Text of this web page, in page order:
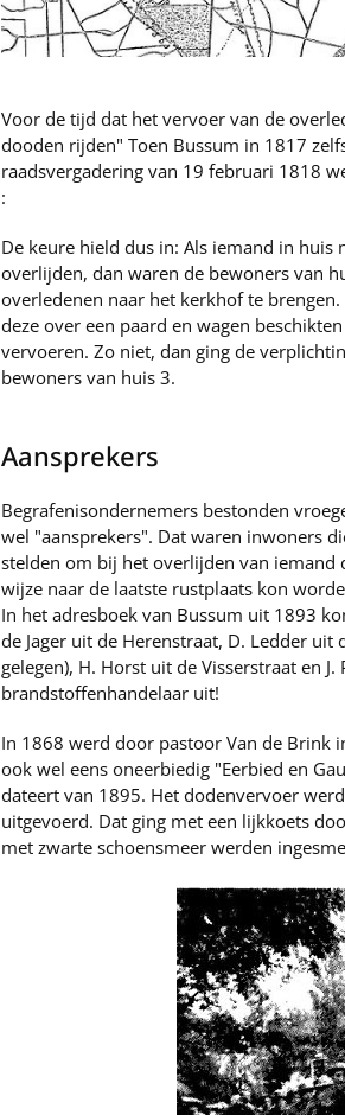
Voor de tijd dat het vervoer van de
dooden rijden" Toen Bussum in 1817
raadsvergadering van 19 februari 1818
:
De keure hield dus in: Als iemand in huis
overlijden, dan waren de bewoners van
overledenen naar het kerkhof te brengen.
deze over een paard en wagen
vervoeren. Zo niet, dan ging de
bewoners van huis 3.
Aansprekers
Begrafenisondernemers bestonden
wel "aansprekers". Dat waren inwoners
stelden om bij het overlijden van iemand
wijze naar de laatste rustplaats kon
In het adresboek van Bussum uit 1893
de Jager uit de Herenstraat, D. Ledder
gelegen), H. Horst uit de Visserstraat en
brandstoffenhandelaar uit!
In 1868 werd door pastoor Van de Brink
ook wel eens oneerbiedig "Eerbied en
dateert van 1895. Het dodenvervoer
uitgevoerd. Dat ging met een lijkkoets
met zwarte schoensmeer werden